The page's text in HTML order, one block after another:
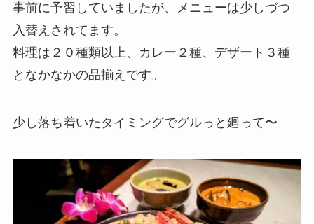
事前に予習していましたが、メニューは少しづつ
入替えされてます。
料理は２０種類以上、カレー２種、デザート３種
となかなかの品揃えです。
少し落ち着いたタイミングでグルっと廻って〜